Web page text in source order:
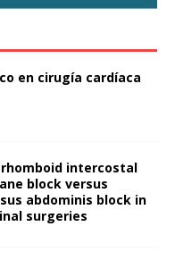
en cirugía cardíaca
intercostal
block versus
abdominis block in
surgeries